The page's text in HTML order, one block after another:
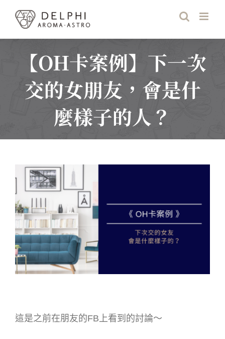
content
【OH卡案例】下一次
交的女朋友，會是什
麼樣子的人？
這是之前在朋友的FB上看到的討論～